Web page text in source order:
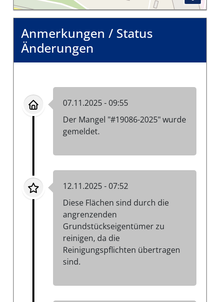
Anmerkungen / Status
Änderungen
07.11.2025 - 09:55
Der Mangel "#19086-2025" wurde
gemeldet.
12.11.2025 - 07:52
Diese Flächen sind durch die
angrenzenden
Grundstückseigentümer zu
reinigen, da die
Reinigungspflichten übertragen
sind.